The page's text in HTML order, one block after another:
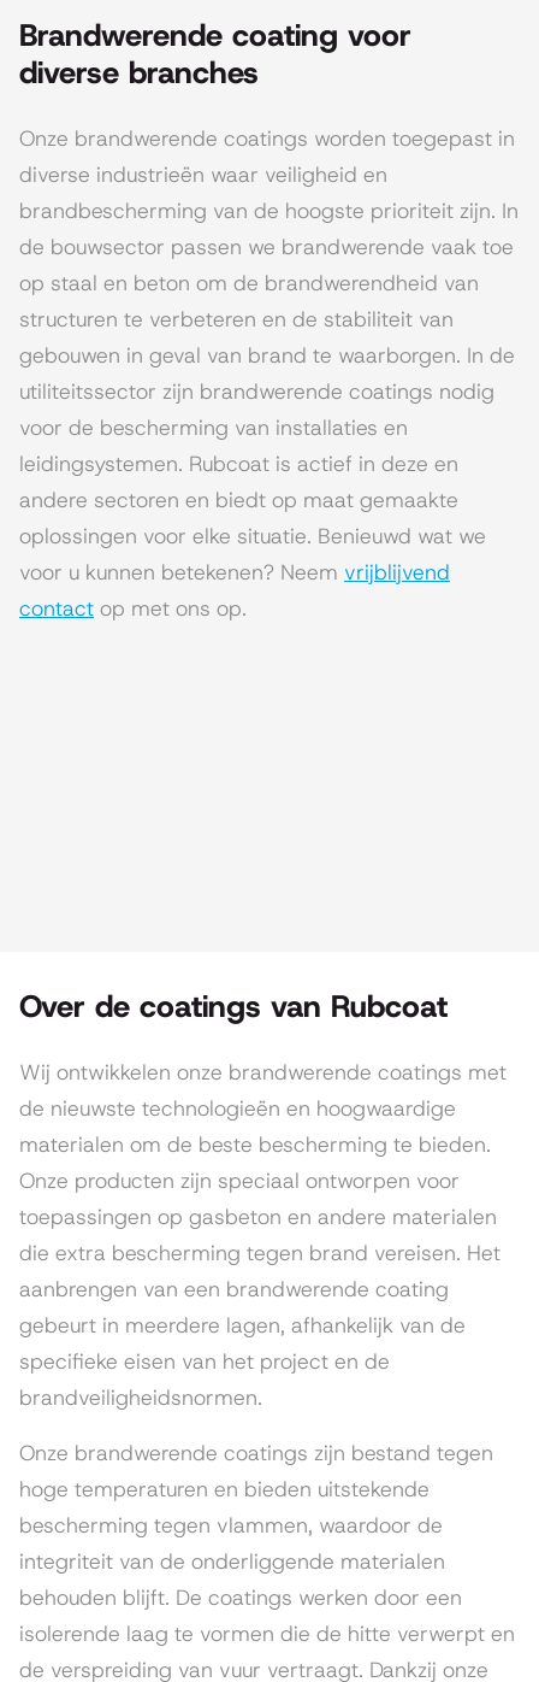
Brandwerende coating voor
diverse branches
Onze brandwerende coatings worden toegepast in
diverse industrieën waar veiligheid en
brandbescherming van de hoogste prioriteit zijn. In
de bouwsector passen we brandwerende vaak toe
op staal en beton om de brandwerendheid van
structuren te verbeteren en de stabiliteit van
gebouwen in geval van brand te waarborgen. In de
utiliteitssector zijn brandwerende coatings nodig
voor de bescherming van installaties en
leidingsystemen. Rubcoat is actief in deze en
andere sectoren en biedt op maat gemaakte
oplossingen voor elke situatie. Benieuwd wat we
voor u kunnen betekenen? Neem vrijblijvend
contact op met ons op.
Over de coatings van Rubcoat
Wij ontwikkelen onze brandwerende coatings met
de nieuwste technologieën en hoogwaardige
materialen om de beste bescherming te bieden.
Onze producten zijn speciaal ontworpen voor
toepassingen op gasbeton en andere materialen
die extra bescherming tegen brand vereisen. Het
aanbrengen van een brandwerende coating
gebeurt in meerdere lagen, afhankelijk van de
specifieke eisen van het project en de
brandveiligheidsnormen.
Onze brandwerende coatings zijn bestand tegen
hoge temperaturen en bieden uitstekende
bescherming tegen vlammen, waardoor de
integriteit van de onderliggende materialen
behouden blijft. De coatings werken door een
isolerende laag te vormen die de hitte verwerpt en
de verspreiding van vuur vertraagt. Dankzij onze